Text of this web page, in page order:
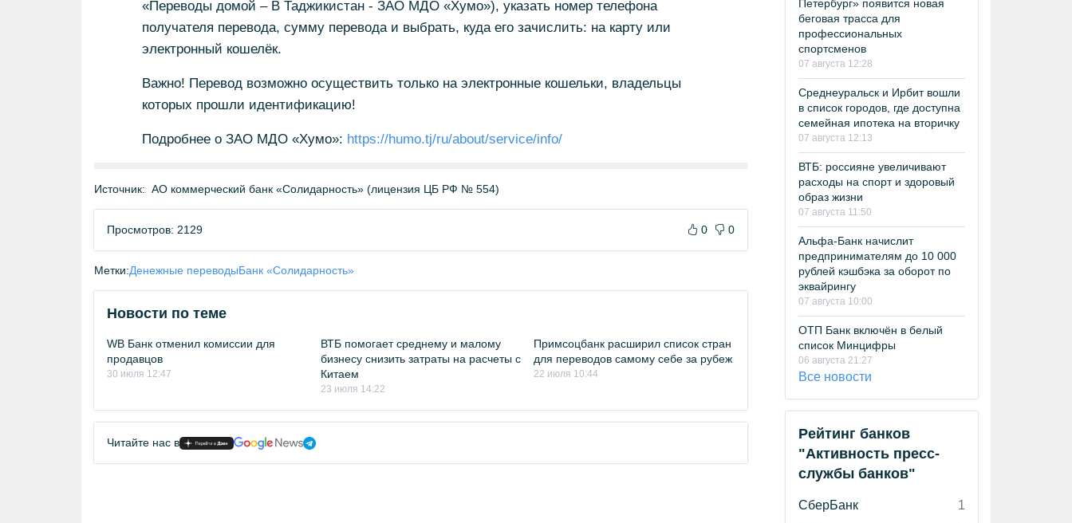
«Переводы домой – В Таджикистан - ЗАО МДО «Хумо»), указать номер телефона
получателя перевода, сумму перевода и выбрать, куда его зачислить: на карту или
электронный кошелёк.
Важно! Перевод возможно осуществить только на электронные кошельки, владельцы
которых прошли идентификацию!
Подробнее о ЗАО МДО «Хумо»: https://humo.tj/ru/about/service/info/
Источник: АО коммерческий банк «Солидарность» (лицензия ЦБ РФ № 554)
Просмотров: 2129 0 0
Метки:Денежные переводыБанк «Солидарность»
Новости по теме
WB Банк отменил комиссии для
продавцов
30 июля 12:47
ВТБ помогает среднему и малому
бизнесу снизить затраты на расчеты с
Китаем
23 июля 14:22
Примсоцбанк расширил список стран
для переводов самому себе за рубеж
22 июля 10:44
Читайте нас в
Петербург» появится новая
беговая трасса для
профессиональных
спортсменов
07 августа 12:28
Среднеуральск и Ирбит вошли
в список городов, где доступна
семейная ипотека на вторичку
07 августа 12:13
ВТБ: россияне увеличивают
расходы на спорт и здоровый
образ жизни
07 августа 11:50
Альфа-Банк начислит
предпринимателям до 10 000
рублей кэшбэка за оборот по
эквайрингу
07 августа 10:00
ОТП Банк включён в белый
список Минцифры
06 августа 21:27
Все новости
Рейтинг банков
"Активность пресс-
службы банков"
СберБанк
1